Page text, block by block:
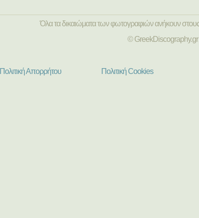
Όλα τα δικαιώματα των φωτογραφιών ανήκουν
© GreekDiscography.gr
Πολιτική Απορρήτου Πολιτική Cookies